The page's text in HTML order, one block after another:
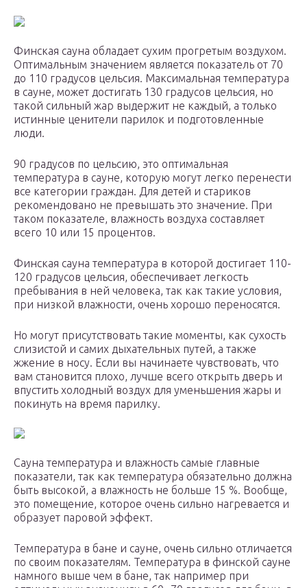
Финская сауна обладает сухим прогретым воздухом.
Оптимальным значением является показатель от 70
до 110 градусов цельсия. Максимальная температура
в сауне, может достигать 130 градусов цельсия, но
такой сильный жар выдержит не каждый, а только
истинные ценители парилок и подготовленные
люди.
90 градусов по цельсию, это оптимальная
температура в сауне, которую могут легко перенести
все категории граждан. Для детей и стариков
рекомендовано не превышать это значение. При
таком показателе, влажность воздуха составляет
всего 10 или 15 процентов.
Финская сауна температура в которой достигает 110-
120 градусов цельсия, обеспечивает легкость
пребывания в ней человека, так как такие условия,
при низкой влажности, очень хорошо переносятся.
Но могут присутствовать такие моменты, как сухость
слизистой и самих дыхательных путей, а также
жжение в носу. Если вы начинаете чувствовать, что
вам становится плохо, лучше всего открыть дверь и
впустить холодный воздух для уменьшения жары и
покинуть на время парилку.
Сауна температура и влажность самые главные
показатели, так как температура обязательно должна
быть высокой, а влажность не больше 15 %. Вообще,
это помещение, которое очень сильно нагревается и
образует паровой эффект.
Температура в бане и сауне, очень сильно отличается
по своим показателям. Температура в финской сауне
намного выше чем в бане, так например при